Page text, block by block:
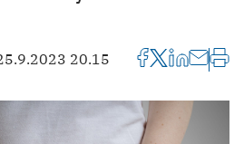
20.15